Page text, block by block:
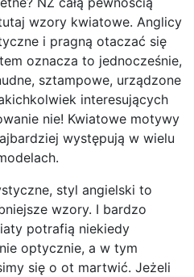
wzory kwiatowe. Anglicy
i pragną otaczać się
oznacza to jednocześnie,
sztampowe, urządzone
interesujących
nie! Kwiatowe motywy
występują w wielu
styl angielski to
wzory. I bardzo
potrafią niekiedy
optycznie, a w tym
się o ot martwić. Jeżeli